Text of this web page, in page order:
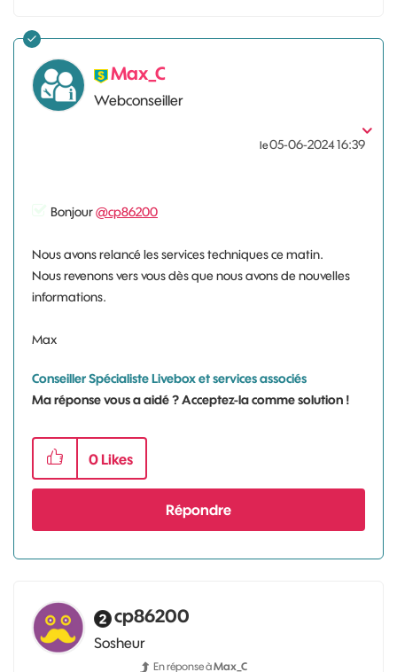
Max_C
Webconseiller
le‎05-06-202416:39
Bonjour@cp86200
Nous avons relancé les services techniques ce matin.
Nous revenons vers vous dès que nous avons de nouvelles
informations.
Max
Conseiller Spécialiste Livebox et services associés
Ma réponse vous a aidé ? Acceptez-la comme solution !
0 Likes
Répondre
cp86200
Sosheur
En réponse àMax_C